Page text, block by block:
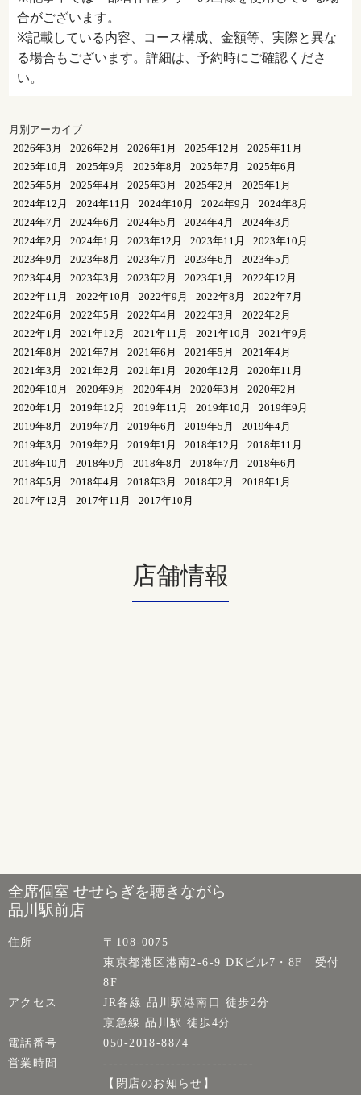
合がございます。
※記載している内容、コース構成、金額等、実際と異な
る場合もございます。詳細は、予約時にご確認くださ
い。
月別アーカイブ
2026年3月
2026年2月 2026年1月 2025年12月
2025年11月
2025年10月
2025年9月 2025年8月 2025年7月
2025年6月
2025年5月
2025年4月 2025年3月 2025年2月
2025年1月
2024年12月
2024年11月 2024年10月 2024年9月
2024年8月
2024年7月
2024年6月 2024年5月 2024年4月
2024年3月
2024年2月
2024年1月 2023年12月 2023年11月
2023年10月
2023年9月
2023年8月 2023年7月 2023年6月
2023年5月
2023年4月
2023年3月 2023年2月 2023年1月
2022年12月
2022年11月
2022年10月 2022年9月 2022年8月
2022年7月
2022年6月
2022年5月 2022年4月 2022年3月
2022年2月
2022年1月
2021年12月 2021年11月 2021年10月
2021年9月
2021年8月
2021年7月 2021年6月 2021年5月
2021年4月
2021年3月
2021年2月 2021年1月 2020年12月
2020年11月
2020年10月
2020年9月 2020年4月 2020年3月
2020年2月
2020年1月
2019年12月 2019年11月 2019年10月
2019年9月
2019年8月
2019年7月 2019年6月 2019年5月
2019年4月
2019年3月
2019年2月 2019年1月 2018年12月
2018年11月
2018年10月
2018年9月 2018年8月 2018年7月
2018年6月
2018年5月
2018年4月 2018年3月 2018年2月
2018年1月
2017年12月
2017年11月 2017年10月
店舗情報
全席個室 せせらぎを聴きながら
品川駅前店
住所
〒108-0075
東京都港区港南2-6-9 DKビル7・8F 受付
8F
アクセス
JR各線 品川駅港南口 徒歩2分
京急線 品川駅 徒歩4分
電話番号
050-2018-8874
営業時間
-----------------------------
【閉店のお知らせ】